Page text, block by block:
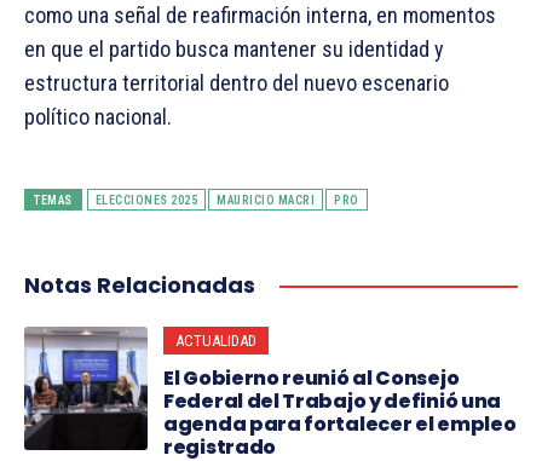
como una señal de reafirmación interna, en momentos
en que el partido busca mantener su identidad y
estructura territorial dentro del nuevo escenario
político nacional.
TEMAS ELECCIONES 2025 MAURICIO MACRI PRO
Notas Relacionadas
ACTUALIDAD
El Gobierno reunió al Consejo
Federal del Trabajo y definió una
agenda para fortalecer el empleo
registrado